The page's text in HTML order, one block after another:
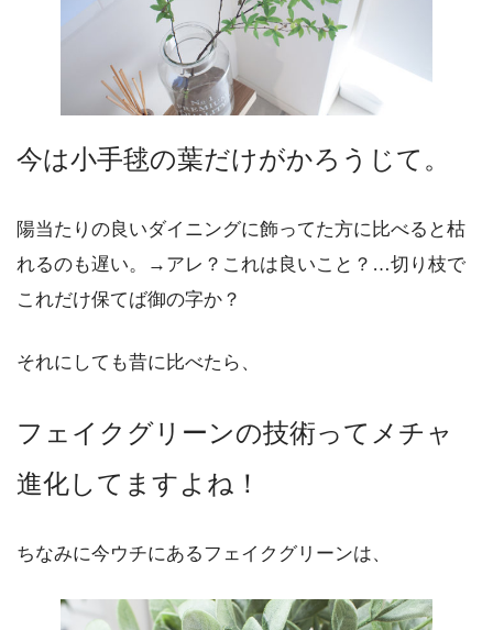
今は小手毬の葉だけがかろうじて。
陽当たりの良いダイニングに飾ってた方に比べると枯
れるのも遅い。→アレ？これは良いこと？…切り枝で
これだけ保てば御の字か？
それにしても昔に比べたら、
フェイクグリーンの技術ってメチャ
進化してますよね！
ちなみに今ウチにあるフェイクグリーンは、